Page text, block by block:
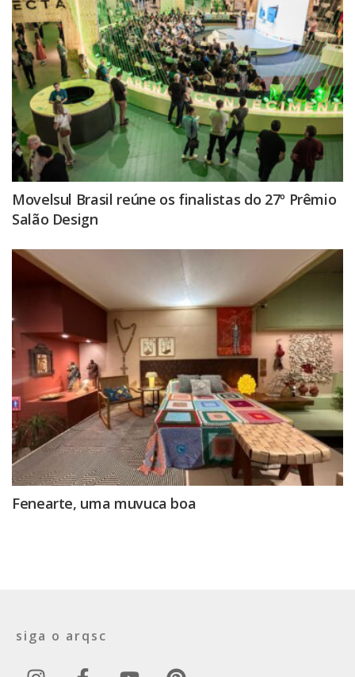
Movelsul Brasil reúne os finalistas do 27º Prêmio
Salão Design
Fenearte, uma muvuca boa
siga o arqsc